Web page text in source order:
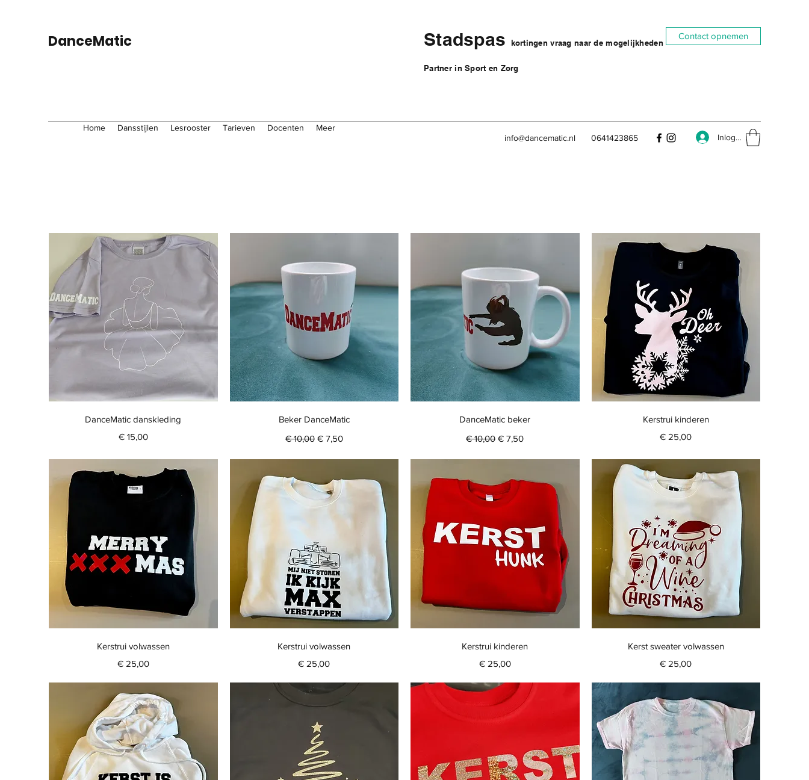
DanceMatic Stadspas kortingen vraag naar de mogelijkheden
Partner in Sport en Zorg
Contact opnemen
Home Dansstijlen Lesrooster Tarieven Docenten
Meer
info@dancematic.nl
0641423865 Inloggen
Snel overzicht
DanceMatic danskleding
Prijs
€ 15,00
Snel overzicht
Beker DanceMatic
Normale prijs
€ 10,00 Verkoopprijs
€ 7,50
Snel overzicht
DanceMatic beker
Normale prijs
€ 10,00 Verkoopprijs
€ 7,50
Snel overzicht
Kerstrui kinderen
Prijs
€ 25,00
Snel overzicht
Kerstrui volwassen
Prijs
€ 25,00
Snel overzicht
Kerstrui volwassen
Prijs
€ 25,00
Snel overzicht
Kerstrui kinderen
Prijs
€ 25,00
Snel overzicht
Kerst sweater volwassen
Prijs
€ 25,00